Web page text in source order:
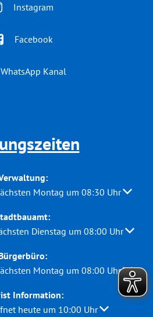
Instagram
Facebook
WhatsApp Kanal
oder Schließzeiten
Montag um 08:30 Uhr
oder Schließzeiten
Dienstag um 08:00 Uhr
oder Schließzeiten
Montag um 08:00 Uhr
Information:
Öffnungs- oder Schließzeiten
heute um 10:00 Uhr